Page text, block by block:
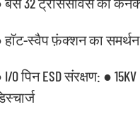
हॉट-स्वैप फ़ंक्शन का
I/O पिन ESD संरक्षण: ●